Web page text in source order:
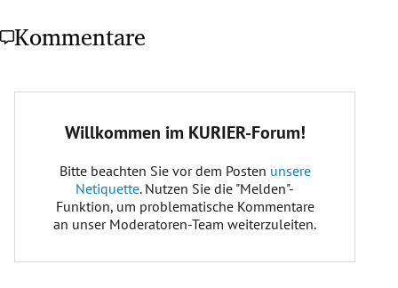
Kommentare